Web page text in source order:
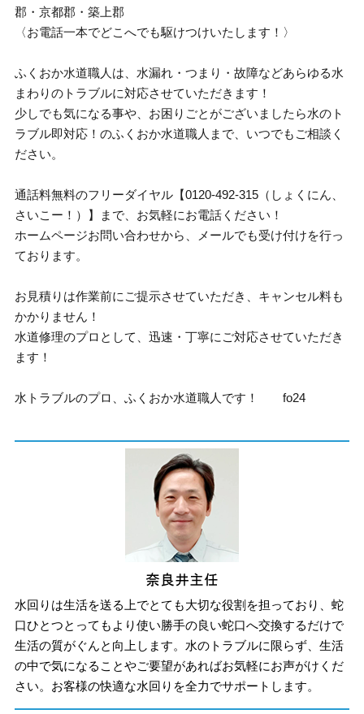
郡・京都郡・築上郡
〈お電話一本でどこへでも駆けつけいたします！〉
ふくおか水道職人は、水漏れ・つまり・故障などあらゆる水
まわりのトラブルに対応させていただきます！
少しでも気になる事や、お困りごとがございましたら水のト
ラブル即対応！のふくおか水道職人まで、いつでもご相談く
ださい。
通話料無料のフリーダイヤル【0120-492-315（しょくにん、
さいこー！）】まで、お気軽にお電話ください！
ホームページお問い合わせから、メールでも受け付けを行っ
ております。
お見積りは作業前にご提示させていただき、キャンセル料も
かかりません！
水道修理のプロとして、迅速・丁寧にご対応させていただき
ます！
水トラブルのプロ、ふくおか水道職人です！ fo24
水回りは生活を送る上でとても大切な役割を担っており、蛇
口ひとつとってもより使い勝手の良い蛇口へ交換するだけで
生活の質がぐんと向上します。水のトラブルに限らず、生活
の中で気になることやご要望があればお気軽にお声がけくだ
さい。お客様の快適な水回りを全力でサポートします。